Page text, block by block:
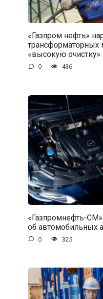
«Газпром нефть»
трансформаторных
«высокую очистку»
0 436
«Газпромнефть-СМ»
об автомобильных
0 325